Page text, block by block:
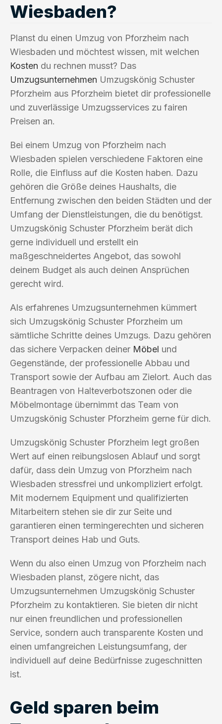
Wiesbaden?
Planst du einen Umzug von Pforzheim nach
Wiesbaden und möchtest wissen, mit welchen
Kosten du rechnen musst? Das
Umzugsunternehmen Umzugskönig Schuster
Pforzheim aus Pforzheim bietet dir professionelle
und zuverlässige Umzugsservices zu fairen
Preisen an.
Bei einem Umzug von Pforzheim nach
Wiesbaden spielen verschiedene Faktoren eine
Rolle, die Einfluss auf die Kosten haben. Dazu
gehören die Größe deines Haushalts, die
Entfernung zwischen den beiden Städten und der
Umfang der Dienstleistungen, die du benötigst.
Umzugskönig Schuster Pforzheim berät dich
gerne individuell und erstellt ein
maßgeschneidertes Angebot, das sowohl
deinem Budget als auch deinen Ansprüchen
gerecht wird.
Als erfahrenes Umzugsunternehmen kümmert
sich Umzugskönig Schuster Pforzheim um
sämtliche Schritte deines Umzugs. Dazu gehören
das sichere Verpacken deiner Möbel und
Gegenstände, der professionelle Abbau und
Transport sowie der Aufbau am Zielort. Auch das
Beantragen von Halteverbotszonen oder die
Möbelmontage übernimmt das Team von
Umzugskönig Schuster Pforzheim gerne für dich.
Umzugskönig Schuster Pforzheim legt großen
Wert auf einen reibungslosen Ablauf und sorgt
dafür, dass dein Umzug von Pforzheim nach
Wiesbaden stressfrei und unkompliziert erfolgt.
Mit modernem Equipment und qualifizierten
Mitarbeitern stehen sie dir zur Seite und
garantieren einen termingerechten und sicheren
Transport deines Hab und Guts.
Wenn du also einen Umzug von Pforzheim nach
Wiesbaden planst, zögere nicht, das
Umzugsunternehmen Umzugskönig Schuster
Pforzheim zu kontaktieren. Sie bieten dir nicht
nur einen freundlichen und professionellen
Service, sondern auch transparente Kosten und
einen umfangreichen Leistungsumfang, der
individuell auf deine Bedürfnisse zugeschnitten
ist.
Geld sparen beim